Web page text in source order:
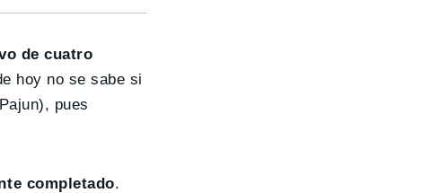
de cuatro
hoy no se sabe si
pues
completado.